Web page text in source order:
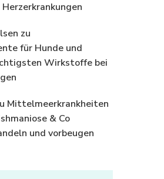
zu
für Hunde und
Wirkstoffe bei
Mittelmeerkrankheiten
& Co
und vorbeugen